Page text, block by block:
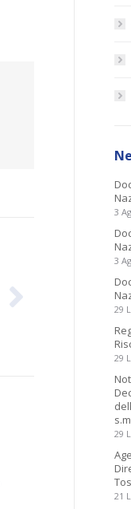
3
3
29
29
29
21